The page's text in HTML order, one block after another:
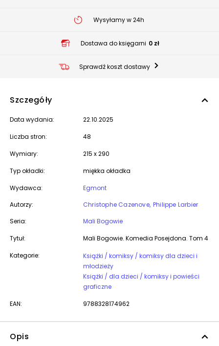
Wysyłamy w 24h
Dostawa do księgarni 0 zł
Sprawdź koszt dostawy
Szczegóły
Data wydania: 22.10.2025
Liczba stron: 48
Wymiary: 215 x 290
Typ okładki: miękka okładka
Wydawca:
Egmont
Autorzy:
Christophe Cazenove Philippe Larbier
Seria:
Mali Bogowie
Tytuł: Mali Bogowie. Komedia Posejdona. Tom 4
Kategorie:
Książki / komiksy / komiksy dla dzieci i
młodzieży
Książki / dla dzieci / komiksy i powieści
graficzne
EAN: 9788328174962
Opis